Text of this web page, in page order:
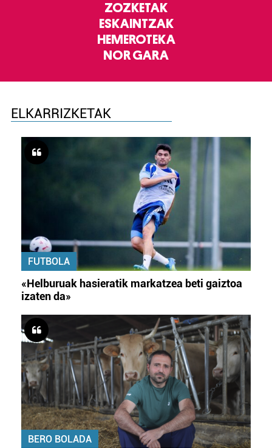
ZOZKETAK
ESKAINTZAK
HEMEROTEKA
NOR GARA
ELKARRIZKETAK
FUTBOLA
«Helburuak hasieratik markatzea beti gaiztoa
izaten da»
BERO BOLADA